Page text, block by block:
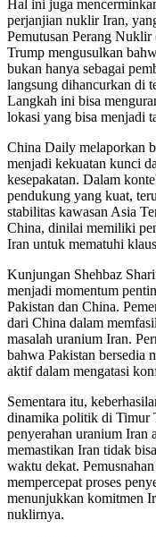
Hal ini juga
perjanjian nuklir Iran,
Pemutusan Perang
Trump mengusulkan
bukan hanya sebagai
langsung dihancurkan di
Langkah ini bisa
lokasi yang bisa menjadi
China Daily melaporkan
menjadi kekuatan kunci
kesepakatan. Dalam
pendukung yang kuat,
stabilitas kawasan Asia
China, dinilai memiliki
Iran untuk mematuhi
Kunjungan Shehbaz
menjadi momentum
Pakistan dan China.
dari China dalam
masalah uranium Iran.
bahwa Pakistan bersedia
aktif dalam mengatasi
Sementara itu,
dinamika politik di Timur
penyerahan uranium Iran
memastikan Iran tidak
waktu dekat.
mempercepat proses
menunjukkan komitmen
nuklirnya.